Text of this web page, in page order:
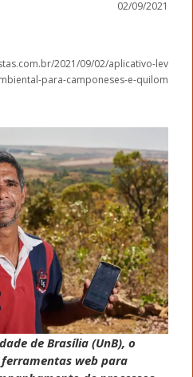
02/09/2021
2021/09/02/aplicativo-lev
para-camponeses-e-quilom
de Brasília (UnB), o
ferramentas web para